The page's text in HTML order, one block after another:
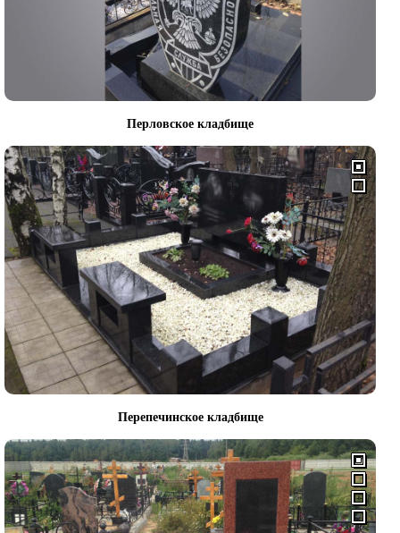
Перловское кладбище
Перепечинское кладбище